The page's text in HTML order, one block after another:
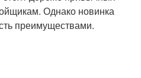
Однако новинка
преимуществами.